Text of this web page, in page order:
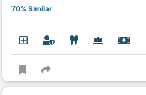
70% Similar